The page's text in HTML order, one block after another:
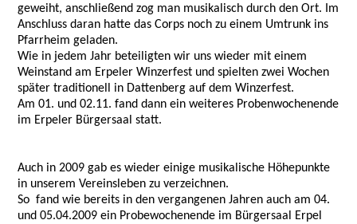
geweiht, anschließend zog man musikalisch durch den Ort. Im
Anschluss daran hatte das Corps noch zu einem Umtrunk ins
Pfarrheim geladen.
Wie in jedem Jahr beteiligten wir uns wieder mit einem
Weinstand am Erpeler Winzerfest und spielten zwei Wochen
später traditionell in Dattenberg auf dem Winzerfest.
Am 01. und 02.11. fand dann ein weiteres Probenwochenende
im Erpeler Bürgersaal statt.
Auch in 2009 gab es wieder einige musikalische Höhepunkte
in unserem Vereinsleben zu verzeichnen.
So fand wie bereits in den vergangenen Jahren auch am 04.
und 05.04.2009 ein Probewochenende im Bürgersaal Erpel